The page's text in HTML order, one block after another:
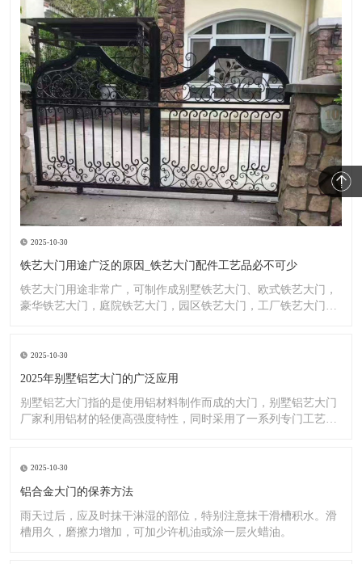
2025-10-30
铁艺大门用途广泛的原因_铁艺大门配件工艺品必不可少
铁艺大门用途非常广，可制作成别墅铁艺大门、欧式铁艺大门，
豪华铁艺大门，庭院铁艺大门，园区铁艺大门，工厂铁艺大门大
2025-10-30
2025年别墅铝艺大门的广泛应用
别墅铝艺大门指的是使用铝材料制作而成的大门，别墅铝艺大门
厂家利用铝材的轻便高强度特性，同时采用了一系列专门工艺，
2025-10-30
铝合金大门的保养方法
雨天过后，应及时抹干淋湿的部位，特别注意抹干滑槽积水。滑
槽用久，磨擦力增加，可加少许机油或涂一层火蜡油。